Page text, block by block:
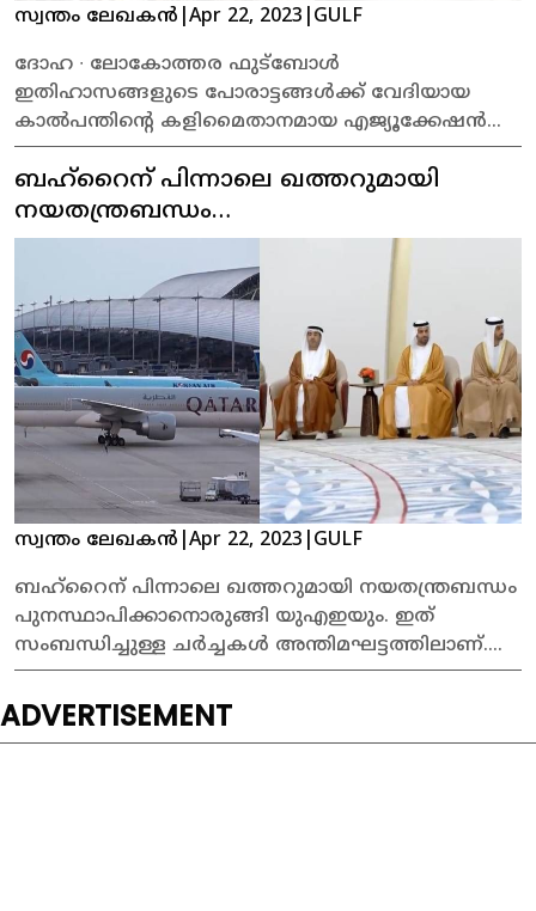
സ്വന്തം ലേഖകൻ Apr 22, 2023 GULF
ദോഹ ∙ ലോകോത്തര ഫുട്‌ബോള്‍
ഇതിഹാസങ്ങളുടെ പോരാട്ടങ്ങള്‍ക്ക് വേദിയായ
കാല്‍പന്തിന്റെ കളിമൈതാനമായ എജ്യൂക്കേഷന്‍
സിറ്റി സ്‌റ്റേഡിയം&nbsp; ആയിരക്കണക്കിന്
വിശ്വാസികള്‍ ഒന്നു ചേര്‍ന്നുള്ള ഈദ്
നമസ്‌കാരത്തിനും സാക്ഷിയായി.
ബഹ്റൈന് പിന്നാലെ ഖത്തറുമായി
നയതന്ത്രബന്ധം
പുനസ്ഥാപിക്കാനൊരുങ്ങി യുഎഇയും.
സ്വന്തം ലേഖകൻ Apr 22, 2023 GULF
ബഹ്റൈന് പിന്നാലെ ഖത്തറുമായി നയതന്ത്രബന്ധം
പുനസ്ഥാപിക്കാനൊരുങ്ങി യുഎഇയും. ഇത്
സംബന്ധിച്ചുള്ള ചര്‍ച്ചകൾ അന്തിമഘട്ടത്തിലാണ്.
ജൂണിൽ ഇരു രാജ്യങ്ങളിലും എംബസികൾ
തുറക്കാനാണ് ശ്രമം.
ADVERTISEMENT